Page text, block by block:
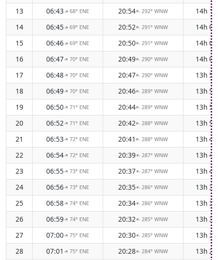
13
06:43↑68° ENE 20:54↑ 292° WNW
14h
14
06:45↑69° ENE 20:52↑ 291° WNW
14h
15
06:46↑69° ENE 20:50↑ 291° WNW
14h
16
06:47↑70° ENE 20:49↑ 290° WNW
14h
17
06:48↑70° ENE 20:47↑ 290° WNW
13h
18
06:49↑70° ENE 20:46↑ 289° WNW
13h
19
06:50↑71° ENE 20:44↑ 289° WNW
13h
20
06:52↑71° ENE 20:42↑ 288° WNW
13h
21
06:53↑72° ENE 20:41 ↑ 288° WNW
13h
22
06:54↑72° ENE 20:39↑ 287° WNW
13h
23
06:55↑73° ENE 20:37↑ 287° WNW
13h
24
06:56↑73° ENE 20:35↑ 286° WNW
13h
25
06:58↑ 74° ENE 20:34↑ 286° WNW
13h
26
06:59↑ 74° ENE 20:32↑ 285° WNW
13h
27
07:00↑ 75° ENE 20:30↑ 285° WNW
13h
28
07:01 ↑ 75° ENE 20:28↑ 284° WNW 13h